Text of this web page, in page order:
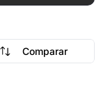
Comparar